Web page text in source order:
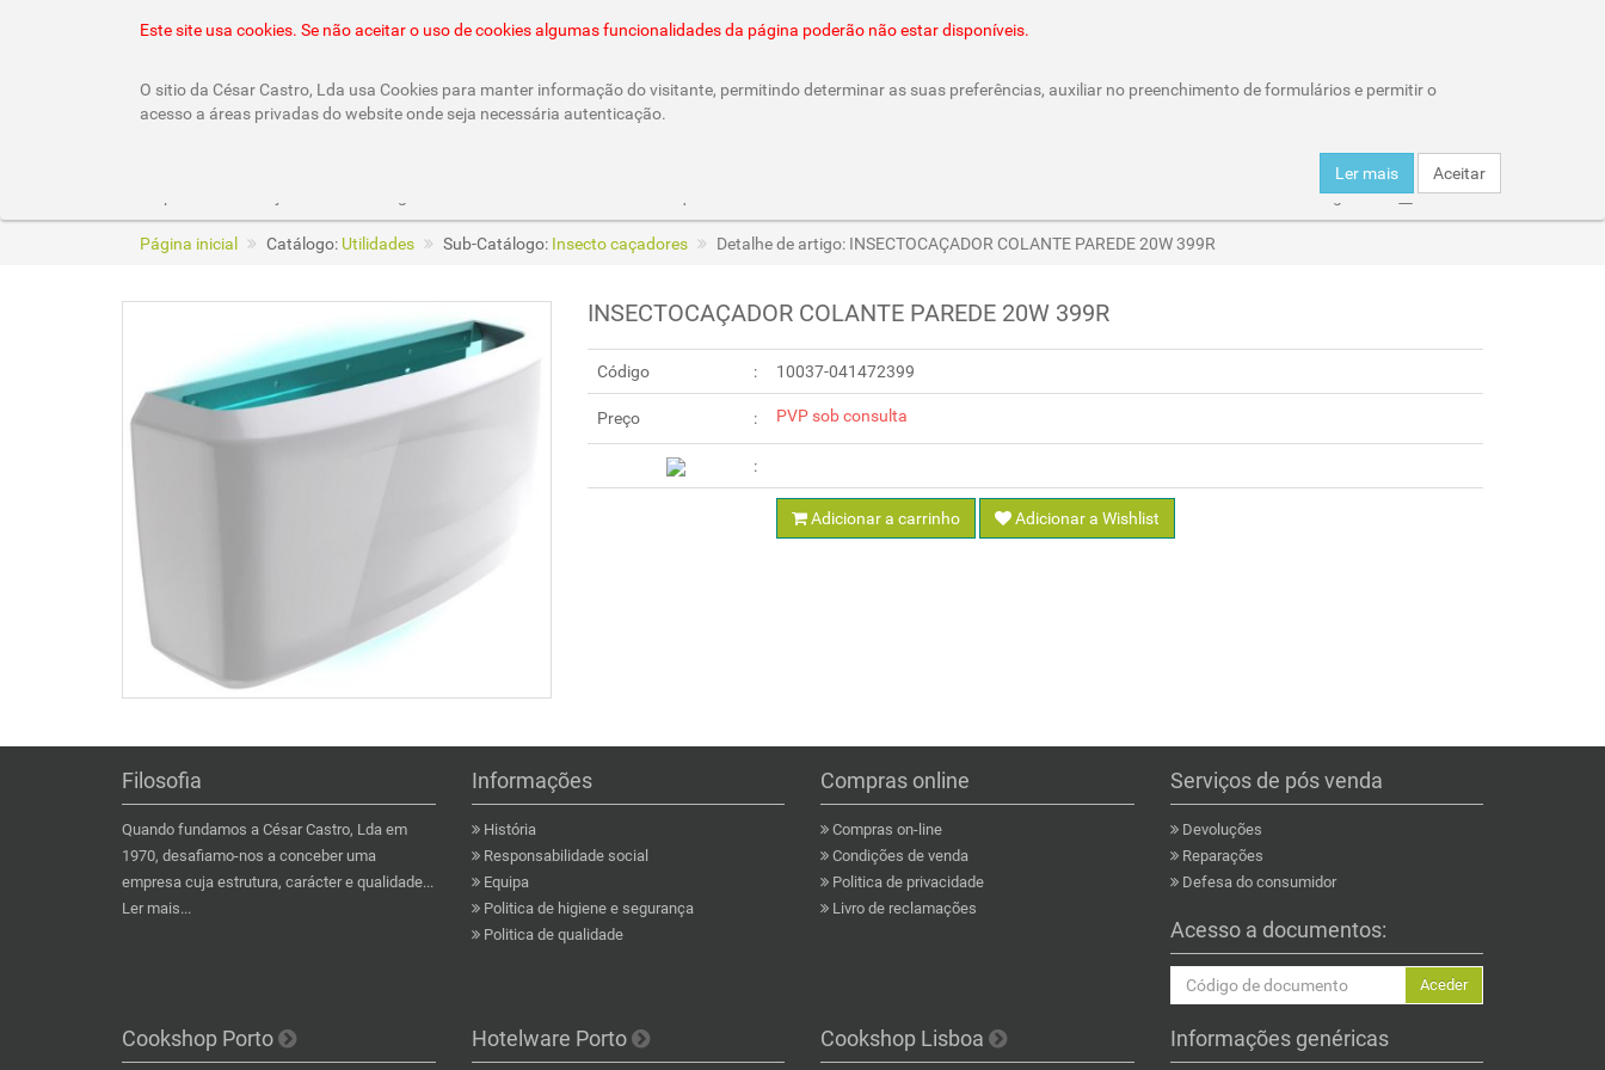
Carro de compras : 0 item
Entregas Horários
Este site usa cookies. Se não aceitar o uso de cookies algumas funcionalidades da página poderão não estar disponíveis.
O sitio da César Castro, Lda usa Cookies para manter informação do visitante, permitindo determinar as suas preferências, auxiliar no preenchimento de formulários e permitir o
acesso a áreas privadas do website onde seja necessária autenticação.
Ler mais Aceitar
Página inicial Catálogo: Utilidades Sub-Catálogo: Insecto caçadores Detalhe de artigo: INSECTOCAÇADOR COLANTE PAREDE 20W 399R
INSECTOCAÇADOR COLANTE PAREDE 20W 399R
Código 10037-041472399
Preço PVP sob consulta
Adicionar a carrinho Adicionar a Wishlist
Filosofia
Quando fundamos a César Castro, Lda em
1970, desafiamo-nos a conceber uma
empresa cuja estrutura, carácter e qualidade...
Ler mais...
Informações
História
Responsabilidade social
Equipa
Politica de higiene e segurança
Politica de qualidade
Compras online
Compras on-line
Condições de venda
Politica de privacidade
Livro de reclamações
Serviços de pós venda
Devoluções
Reparações
Defesa do consumidor
Acesso a documentos:
Aceder
Cookshop Porto Hotelware Porto Cookshop Lisboa Informações genéricas